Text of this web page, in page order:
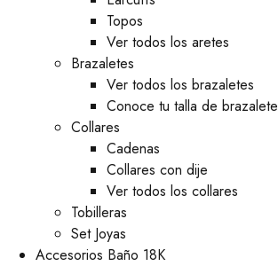
Topos
Ver todos los aretes
Brazaletes
Ver todos los brazaletes
Conoce tu talla de brazalete
Collares
Cadenas
Collares con dije
Ver todos los collares
Tobilleras
Set Joyas
Accesorios Baño 18K